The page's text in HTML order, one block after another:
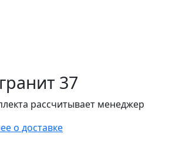
37
рассчитывает менеджер
о доставке